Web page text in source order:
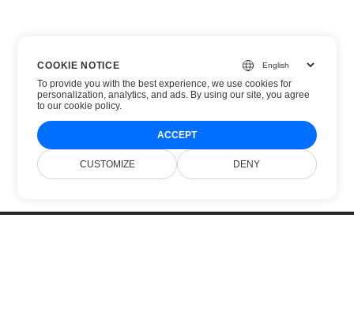
COOKIE NOTICE
To provide you with the best experience, we use cookies for
personalization, analytics, and ads. By using our site, you agree
toour cookie policy.
ACCEPT
CUSTOMIZE DENY